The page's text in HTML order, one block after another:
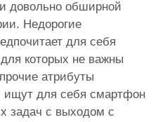
довольно обширной
Недорогие
для себя
для которых не важны
атрибуты
ищут для себя смартфон
задач с выходом с